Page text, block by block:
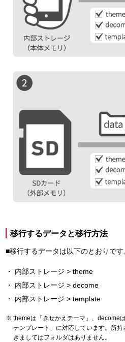
移行するデータと移行方法
■移行するデータは以下のとおりです
内部ストレージ > theme
内部ストレージ > decome
内部ストレージ > template
themeは「きせかえテーマ」、decome
テンプレート」に対応しています。所
きましてはフォルダはありません。